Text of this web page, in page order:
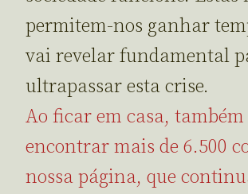
permitem-nos ganhar
vai revelar fundamental
ultrapassar esta crise.
Ao ficar em casa, também
encontrar mais de 6.500
nossa página, que